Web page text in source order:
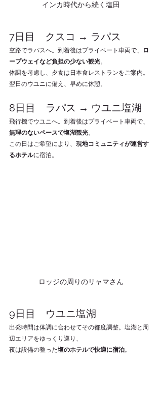
インカ時代から続く塩田
7日目　クスコ → ラパス
空路でラパスへ。到着後はプライベート車両で、
ロ
ープウェイなど負担の少ない観光。
体調を考慮し、夕食は日本食レストランをご案内。
翌日のウユニに備え、早めに休憩。
8日目　ラパス → ウユニ塩湖
飛行機でウユニへ。到着後はプライベート車両で、
無理のないペースで塩湖観光。
この日はご希望により、 現地コミュニティが運営す
るホテルに宿泊。
ロッジの周りのリャマさん
9日目　ウユニ塩湖
出発時間は体調に合わせてその都度調整。塩湖と周
辺エリアをゆっくり巡り、
夜は設備の整った塩のホテルで快適に宿泊。